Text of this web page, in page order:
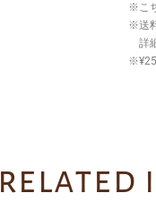
※こ
※送
詳
related